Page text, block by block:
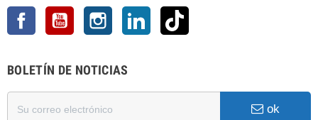
Facebook YouTube Instagram LinkedIn
BOLETÍN DE NOTICIAS
ok